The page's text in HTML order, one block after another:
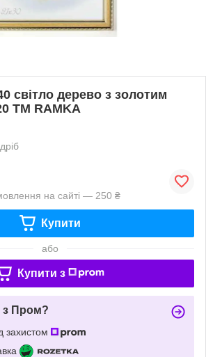
світло дерево з золотим
ТМ RAMKA
на сайті — 250 ₴
Купити
або
Купити з
з Пром?
захистом